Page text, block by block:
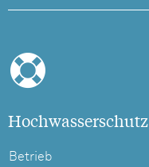
Hochwasserschutz
Betrieb